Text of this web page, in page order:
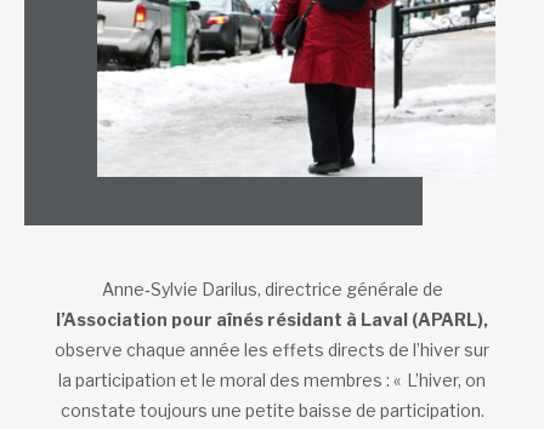
Anne‑Sylvie Darilus, directrice générale de
l’Association pour aînés résidant à Laval (APARL),
observe chaque année les effets directs de l’hiver sur
la participation et le moral des membres : « L’hiver, on
constate toujours une petite baisse de participation.